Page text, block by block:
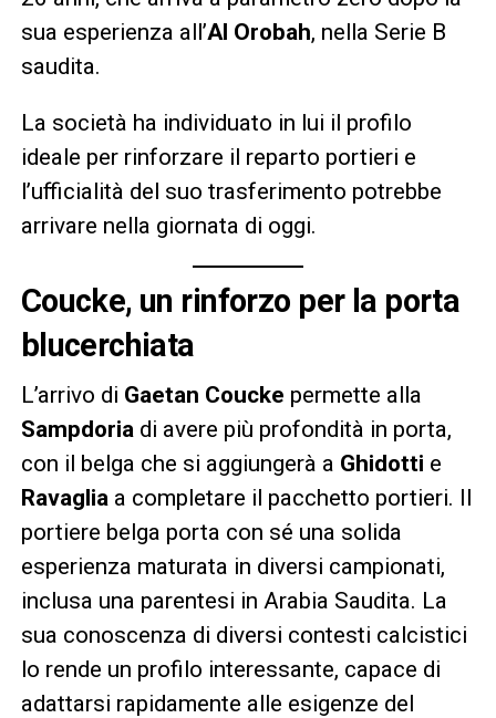
sua esperienza all’Al Orobah, nella Serie B
saudita.
La società ha individuato in lui il profilo
ideale per rinforzare il reparto portieri e
l’ufficialità del suo trasferimento potrebbe
arrivare nella giornata di oggi.
Coucke, un rinforzo per la porta
blucerchiata
L’arrivo di Gaetan Coucke permette alla
Sampdoriadi avere più profondità in porta,
con il belga che si aggiungerà a Ghidotti e
Ravagliaa completare il pacchetto portieri. Il
portiere belga porta con sé una solida
esperienza maturata in diversi campionati,
inclusa una parentesi in Arabia Saudita. La
sua conoscenza di diversi contesti calcistici
lo rende un profilo interessante, capace di
adattarsi rapidamente alle esigenze del